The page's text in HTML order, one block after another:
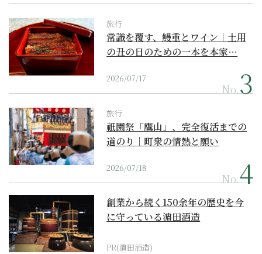
旅行
常識を覆す、鰻重とワイン｜土用
の丑の日のための一本を本家…
2026/07/17
No.
旅行
祇園祭「鷹山」、完全復活までの
道のり｜町衆の情熱と願い
2026/07/18
No.
創業から続く150余年の歴史を今
に守っている濵田酒造
PR(濵田酒造)